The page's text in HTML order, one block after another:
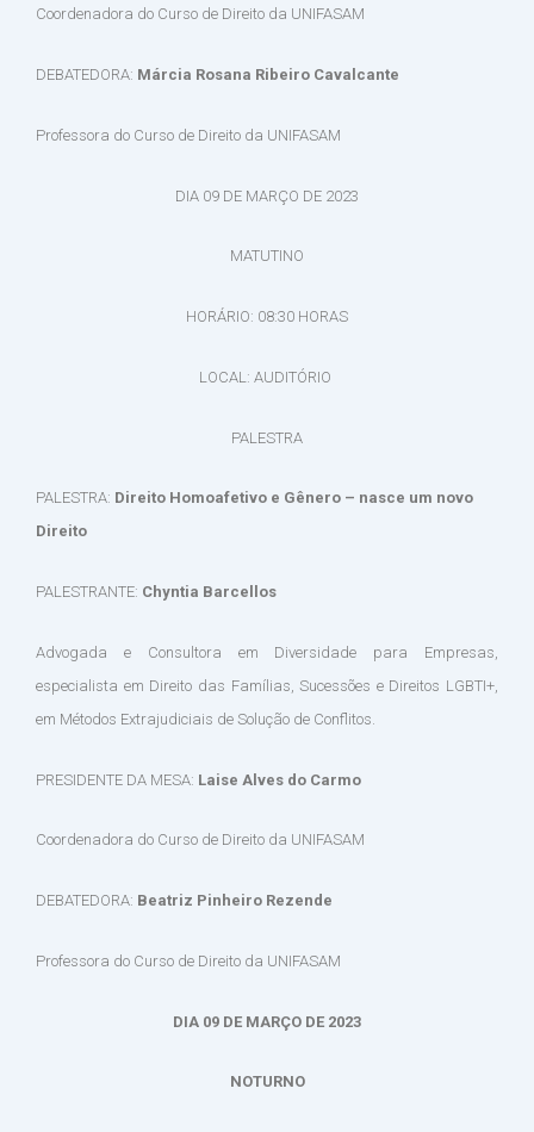
Coordenadora do Curso de Direito da UNIFASAM
DEBATEDORA: Márcia Rosana Ribeiro Cavalcante
Professora do Curso de Direito da UNIFASAM
DIA 09 DE MARÇO DE 2023
MATUTINO
HORÁRIO: 08:30 HORAS
LOCAL: AUDITÓRIO
PALESTRA
PALESTRA: Direito Homoafetivo e Gênero – nasce um novo
Direito
PALESTRANTE: Chyntia Barcellos
Advogada e Consultora em Diversidade para Empresas,
especialista em Direito das Famílias, Sucessões e Direitos LGBTI+,
em Métodos Extrajudiciais de Solução de Conflitos.
PRESIDENTE DA MESA: Laise Alves do Carmo
Coordenadora do Curso de Direito da UNIFASAM
DEBATEDORA: Beatriz Pinheiro Rezende
Professora do Curso de Direito da UNIFASAM
DIA 09 DE MARÇO DE 2023
NOTURNO